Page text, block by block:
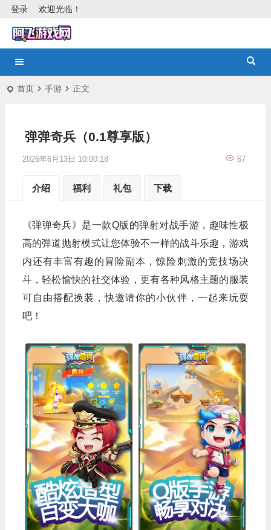
欢迎光临！
登录
首页 手游 正文
弹弹奇兵（0.1尊享版）
2026年6月13日 10:00:18 67
介绍 福利 礼包 下载
《弹弹奇兵》是一款Q版的弹射对战手游，趣味性极
高的弹道抛射模式让您体验不一样的战斗乐趣，游戏
内还有丰富有趣的冒险副本，惊险刺激的竞技场决
斗，轻松愉快的社交体验，更有各种风格主题的服装
可自由搭配换装，快邀请你的小伙伴，一起来玩耍
吧！